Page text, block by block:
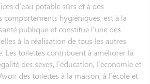
d’eau potable sûrs et à des
comportements hygiéniques, est à la
publique et constitue l’une des
à la réalisation de tous les autres
Les toilettes contribuent à améliorer la
des sexes, l’éducation, l’économie et
des toilettes à la maison, à l’école et